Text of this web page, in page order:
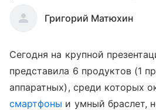
Григорий Матюхин
Сегодня на крупной
представила 6 продуктов (1
аппаратных), среди которых
смартфоны и умный браслет,